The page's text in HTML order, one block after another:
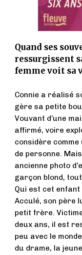
Quand ses
ressurgissent
femme voit sa
Connie a réalisé
gère sa petite
Vouvant d’une
affirmé, voire
considère comme
de personne.
ancienne photo
garçon blond,
Qui est cet enfant
Acculé, son père
petit frère.
deux ans, il est
peu avec le
du drame, la